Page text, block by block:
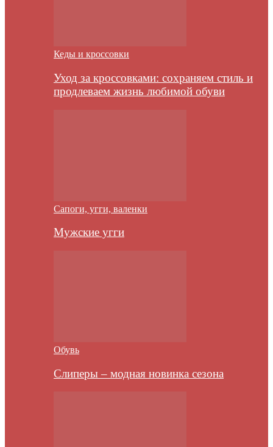
Кеды и кроссовки
Уход за кроссовками: сохраняем стиль и
продлеваем жизнь любимой обуви
Сапоги, угги, валенки
Мужские угги
Обувь
Слиперы – модная новинка сезона